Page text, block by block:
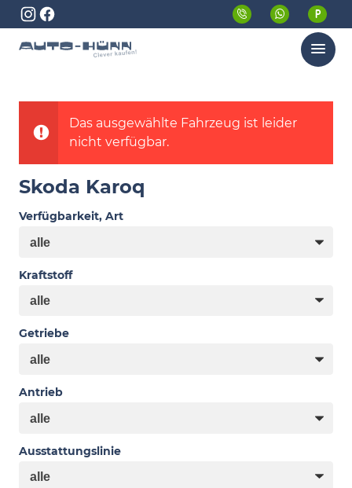
Menü
Das ausgewählte Fahrzeug ist leider
nicht verfügbar.
Skoda Karoq
Verfügbarkeit, Art
Kraftstoff
Getriebe
Antrieb
Ausstattungslinie